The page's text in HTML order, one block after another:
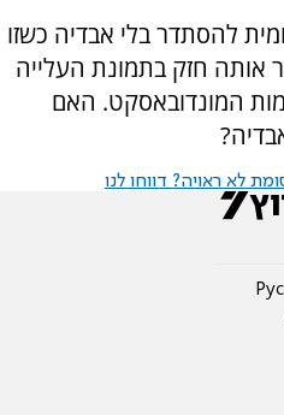
להסתדר בלי אבדיה כשזו
2:2 שמשאיר אותה חזק בתמונת העלייה
המונדובאסקט. האם
לא ראויה? דווחו לנו